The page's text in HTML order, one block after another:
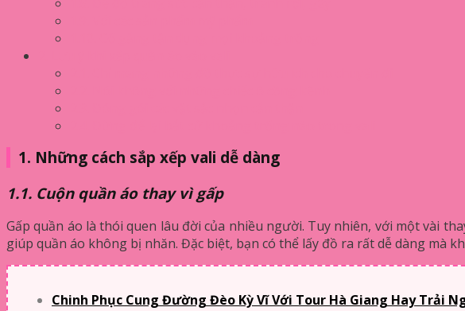
1. Những cách sắp xếp vali dễ dàng
1.1. Cuộn quần áo thay vì gấp
Gấp quần áo là thói quen lâu đời của nhiều người. Tuy nhiên, với một vài
giúp quần áo không bị nhăn. Đặc biệt, bạn có thể lấy đồ ra rất dễ dàng mà
Chinh Phục Cung Đường Đèo Kỳ Vĩ Với Tour Hà Giang Hay Trải